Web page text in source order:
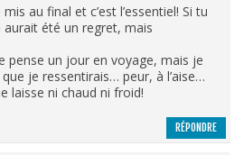
au final et c’est l’essentiel! Si tu
aurait été un regret, mais
pense un jour en voyage, mais je
que je ressentirais… peur, à l’aise…
laisse ni chaud ni froid!
RÉPONDRE